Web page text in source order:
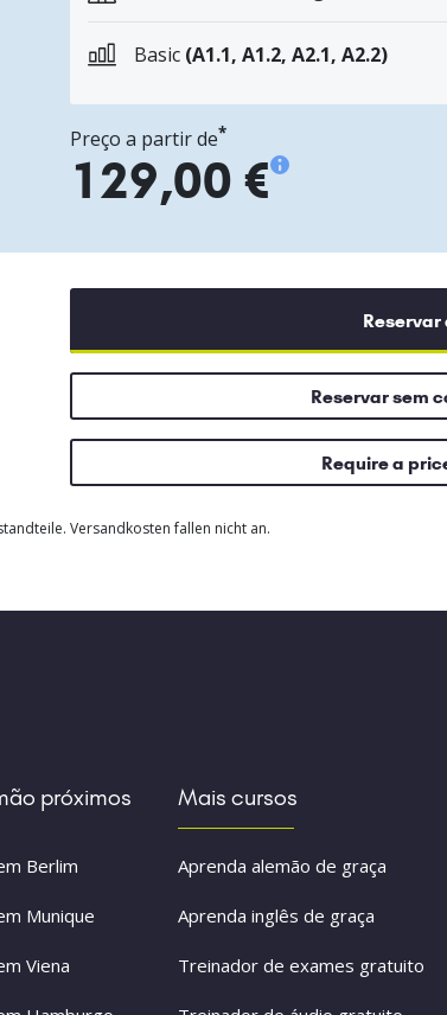
Basic (A1.1, A1.2, A2.1, A2.2)
Preço a partir de*
129,00 €
Reservar
Reservar sem
Require a
Versandkosten fallen nicht an.
próximos
Berlim
Munique
Viena
Mais cursos
Aprenda alemão de graça
Aprenda inglês de graça
Treinador de exames gratuito